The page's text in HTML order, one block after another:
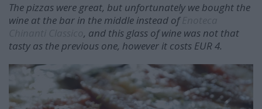
The pizzas were great, but unfortunately we bought the
wine at the bar in the middle instead of
, and this glass of wine was not that
tasty as the previous one, however it costs EUR 4.